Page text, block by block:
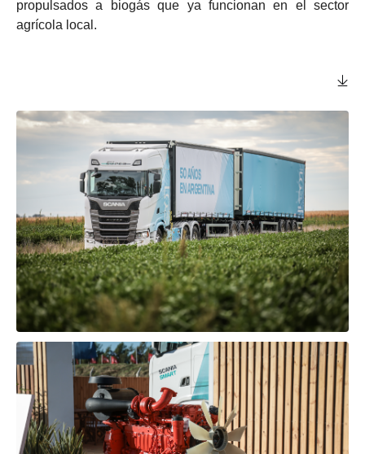
propulsados a biogás que ya funcionan en el sector
agrícola local.